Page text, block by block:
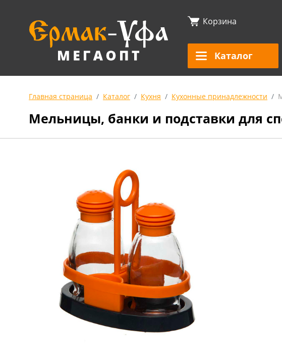
Корзина
Каталог
Главная страница Каталог Кухня Кухонные принадлежности
Мельницы, банки и подставки для